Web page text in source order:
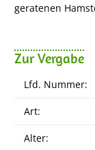
geratenen
Zur Vergabe
Lfd. Nummer:
Art:
Alter: